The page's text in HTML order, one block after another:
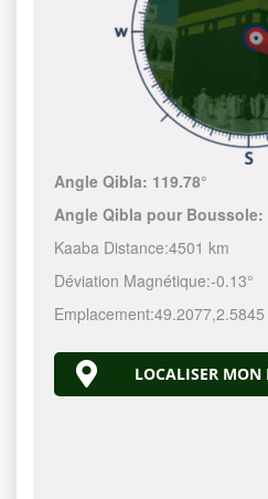
Angle Qibla: 119.78°
Angle Qibla pour Boussole:
Kaaba Distance:4501 km
Déviation Magnétique:-0.13°
Emplacement:49.2077,2.5845
LOCALISER MON